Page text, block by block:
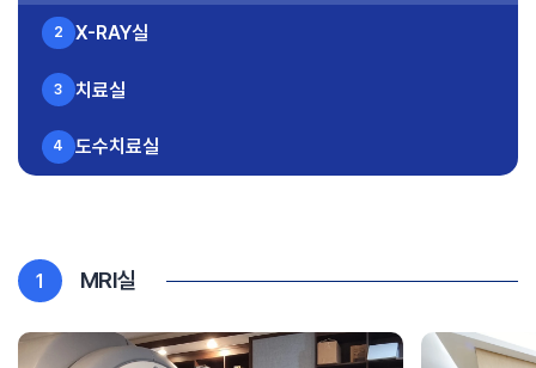
2 X-RAY실
3 치료실
4 도수치료실
1 MRI실